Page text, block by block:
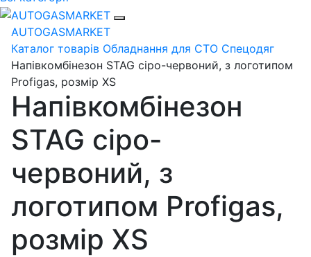
AUTOGASMARKET
Каталог товарів Обладнання для СТО Спецодяг
Напівкомбінезон STAG сіро-червоний, з логотипом
Profigas, розмір XS
Напівкомбінезон
STAG сіро-
червоний, з
логотипом Profigas,
розмір XS